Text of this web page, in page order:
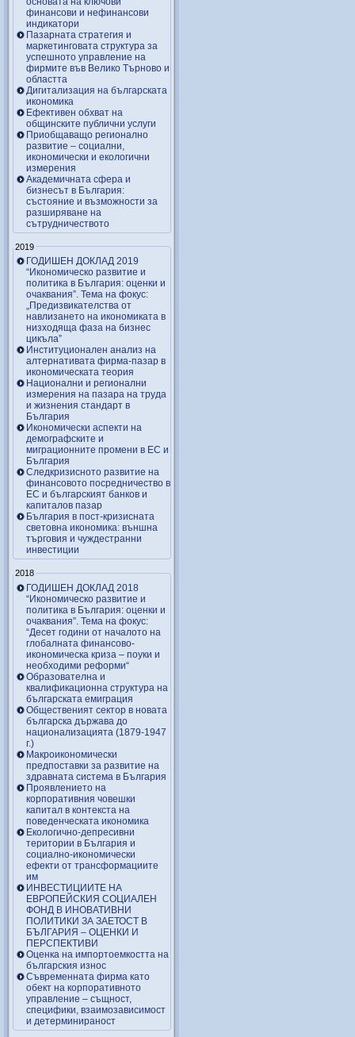
финансови и нефинансови
индикатори
Пазарната стратегия и
маркетинговата структура за
успешното управление на
фирмите във Велико Търново и
областта
Дигитализация на българската
икономика
Ефективен обхват на
общинските публични услуги
Приобщаващо регионално
развитие – социални,
икономически и екологични
измерения
Академичната сфера и
бизнесът в България:
състояние и възможности за
разширяване на
сътрудничеството
2019
ГОДИШЕН ДОКЛАД 2019
“Икономическо развитие и
политика в България: оценки и
очаквания”. Тема на фокус:
„Предизвикателства от
навлизането на икономиката в
низходяща фаза на бизнес
цикъла”
Институционален анализ на
алтернативата фирма-пазар в
икономическата теория
Национални и регионални
измерения на пазара на труда
и жизнения стандарт в
България
Икономически аспекти на
демографските и
миграционните промени в ЕС и
България
Следкризисното развитие на
финансовото посредничество в
ЕС и българският банков и
капиталов пазар
България в пост-кризисната
световна икономика: външна
търговия и чуждестранни
инвестиции
2018
ГОДИШЕН ДОКЛАД 2018
“Икономическо развитие и
политика в България: оценки и
очаквания”. Тема на фокус:
“Десет години от началото на
глобалната финансово-
икономическа криза – поуки и
необходими реформи“
Образователна и
квалификационна структура на
българската емиграция
Общественият сектор в новата
българска държава до
национализацията (1879-1947
г.)
Макроикономически
предпоставки за развитие на
здравната система в България
Проявлението на
корпоративния човешки
капитал в контекста на
поведенческата икономика
Екологично-депресивни
територии в България и
социално-икономически
ефекти от трансформациите
им
ИНВЕСТИЦИИТЕ НА
ЕВРОПЕЙСКИЯ СОЦИАЛЕН
ФОНД В ИНОВАТИВНИ
ПОЛИТИКИ ЗА ЗАЕТОСТ В
БЪЛГАРИЯ – OЦЕНКИ И
ПЕРСПЕКТИВИ
Оценка на импортоемкостта на
българския износ
Съвременната фирма като
обект на корпоративното
управление – същност,
специфики, взаимозависимост
и детерминираност